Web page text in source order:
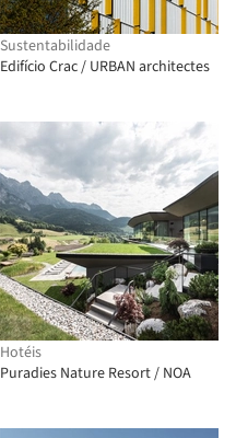
Sustentabilidade
Edifício Crac / URBAN architectes
Hotéis
Puradies Nature Resort / NOA